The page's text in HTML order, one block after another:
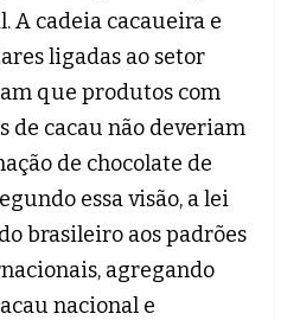
A cadeia cacaueira e
ligadas ao setor
que produtos com
de cacau não deveriam
de chocolate de
essa visão, a lei
brasileiro aos padrões
agregando
nacional e